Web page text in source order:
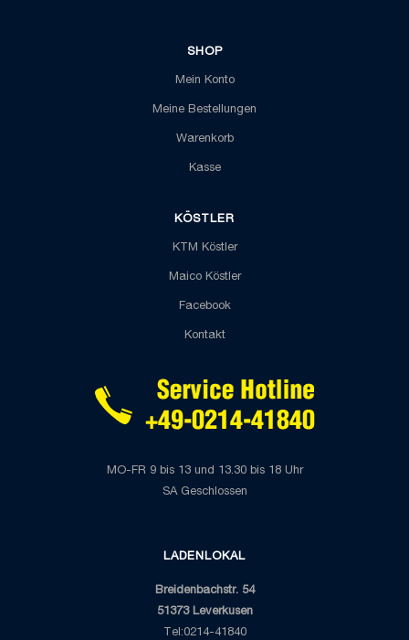
SHOP
Mein Konto
Meine Bestellungen
Warenkorb
Kasse
KÖSTLER
KTM Köstler
Maico Köstler
Facebook
Kontakt
MO-FR 9 bis 13 und 13.30 bis 18 Uhr
SA Geschlossen
LADENLOKAL
Breidenbachstr. 54
51373 Leverkusen
Tel:0214-41840